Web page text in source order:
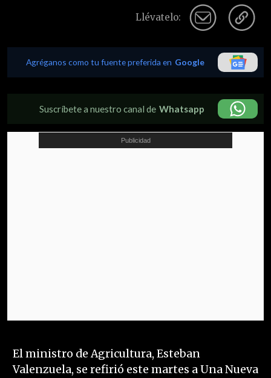
Llévatelo:
Agréganos como tu fuente preferida en Google
Suscríbete a nuestro canal de Whatsapp
El ministro de Agricultura, Esteban
Valenzuela, se refirió este martes a Una Nueva